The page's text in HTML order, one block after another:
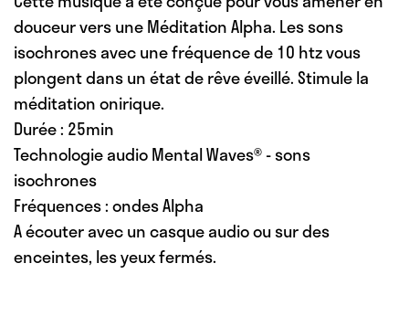
douceur vers une Méditation Alpha. Les sons
isochrones avec une fréquence de 10 htz vous
plongent dans un état de rêve éveillé. Stimule la
méditation onirique.
Durée : 25min
Technologie audio Mental Waves® - sons
isochrones
Fréquences : ondes Alpha
A écouter avec un casque audio ou sur des
enceintes, les yeux fermés.